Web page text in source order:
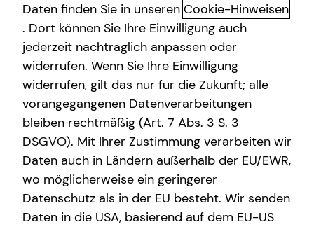
Finanzberatung deiner Generation – und begleiten dich
auf deinem Weg in eine finanziell selbstbestimmte
Zukunft. Altersvorsorge, Absicherung, Vermögensaufbau,
Immobilienfinanzierung – wir sind Ansprechpartner für
die finanziellen Fragen in deinem Leben.
Gegründet wurde die tecis Finanzdienstleistungen AG
bereits 1986 in Hamburg. Heute sind wir mit über 3.900
lizenzierten Finanzberaterinnen und Finanzberatern
deutschlandweit vertreten. Uns verbindet die
Leidenschaft für das, was wir tun. Unsere Mission dabei
ist es, den nachfolgenden Generationen eine bessere
finanzielle Zukunft zu ermöglichen.
Daten finden Sie in unseren Cookie-Hinweisen
. Dort können Sie Ihre Einwilligung auch
jederzeit nachträglich anpassen oder
widerrufen. Wenn Sie Ihre Einwilligung
widerrufen, gilt das nur für die Zukunft; alle
vorangegangenen Datenverarbeitungen
bleiben rechtmäßig (Art. 7 Abs. 3 S. 3
DSGVO). Mit Ihrer Zustimmung verarbeiten wir
Daten auch in Ländern außerhalb der EU/EWR,
wo möglicherweise ein geringerer
Datenschutz als in der EU besteht. Wir senden
Daten in die USA, basierend auf dem EU-US